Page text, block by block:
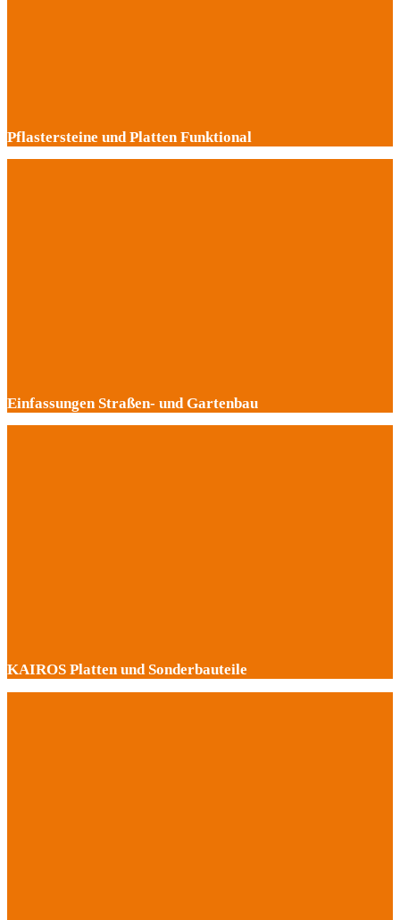
Pflastersteine und Platten Funktional
Einfassungen Straßen- und Gartenbau
KAIROS Platten und Sonderbauteile